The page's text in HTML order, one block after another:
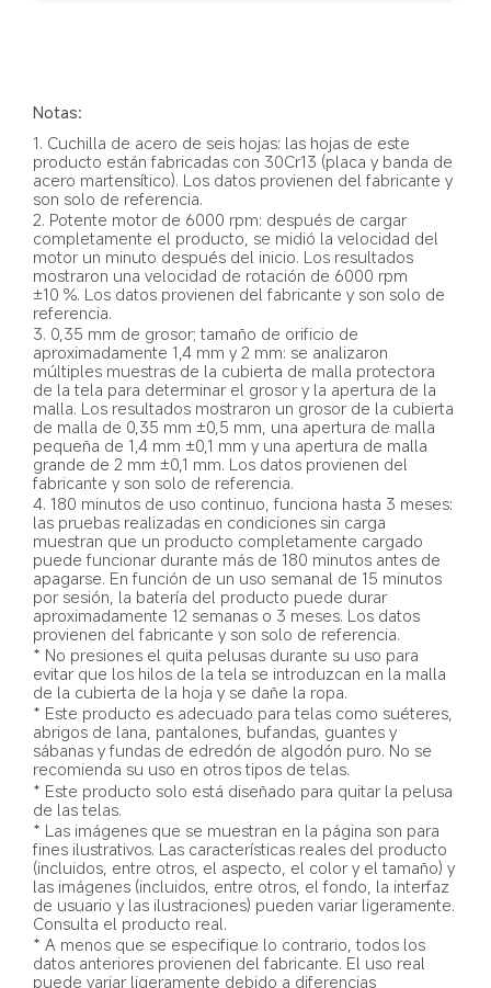
Notas:
1. Cuchilla de acero de seis hojas: las hojas de este
producto están fabricadas con 30Cr13 (placa y banda de
acero martensítico). Los datos provienen del fabricante y
son solo de referencia.
2. Potente motor de 6000 rpm: después de cargar
completamente el producto, se midió la velocidad del
motor un minuto después del inicio. Los resultados
mostraron una velocidad de rotación de 6000 rpm
±10 %. Los datos provienen del fabricante y son solo de
referencia.
3. 0,35 mm de grosor; tamaño de orificio de
aproximadamente 1,4 mm y 2 mm: se analizaron
múltiples muestras de la cubierta de malla protectora
de la tela para determinar el grosor y la apertura de la
malla. Los resultados mostraron un grosor de la cubierta
de malla de 0,35 mm ±0,5 mm, una apertura de malla
pequeña de 1,4 mm ±0,1 mm y una apertura de malla
grande de 2 mm ±0,1 mm. Los datos provienen del
fabricante y son solo de referencia.
4. 180 minutos de uso continuo, funciona hasta 3 meses:
las pruebas realizadas en condiciones sin carga
muestran que un producto completamente cargado
puede funcionar durante más de 180 minutos antes de
apagarse. En función de un uso semanal de 15 minutos
por sesión, la batería del producto puede durar
aproximadamente 12 semanas o 3 meses. Los datos
provienen del fabricante y son solo de referencia.
* No presiones el quita pelusas durante su uso para
evitar que los hilos de la tela se introduzcan en la malla
de la cubierta de la hoja y se dañe la ropa.
* Este producto es adecuado para telas como suéteres,
abrigos de lana, pantalones, bufandas, guantes y
sábanas y fundas de edredón de algodón puro. No se
recomienda su uso en otros tipos de telas.
* Este producto solo está diseñado para quitar la pelusa
de las telas.
* Las imágenes que se muestran en la página son para
fines ilustrativos. Las características reales del producto
(incluidos, entre otros, el aspecto, el color y el tamaño) y
las imágenes (incluidos, entre otros, el fondo, la interfaz
de usuario y las ilustraciones) pueden variar ligeramente.
Consulta el producto real.
* A menos que se especifique lo contrario, todos los
datos anteriores provienen del fabricante. El uso real
puede variar ligeramente debido a diferencias